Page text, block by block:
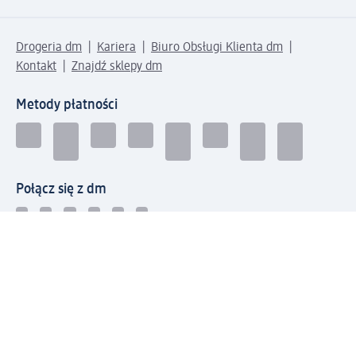
Drogeria dm Kariera
Biuro Obsługi Klienta dm
Kontakt
Znajdź sklepy dm
Metody płatności
Połącz się z dm